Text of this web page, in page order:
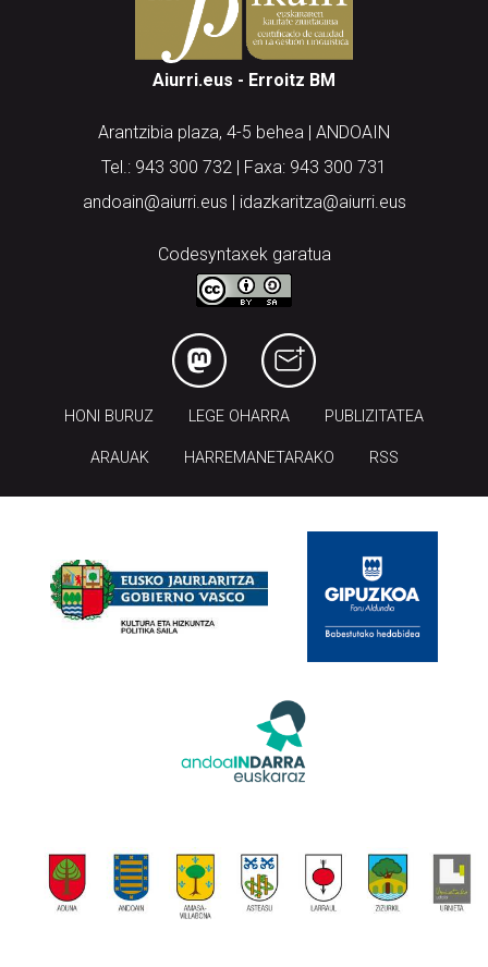
Aiurri.eus - Erroitz BM
Arantzibia plaza, 4-5 behea | ANDOAIN
Tel.: 943 300 732 | Faxa: 943 300 731
andoain@aiurri.eus | idazkaritza@aiurri.eus
Codesyntaxek garatua
HONI BURUZ LEGE OHARRA PUBLIZITATEA
ARAUAK HARREMANETARAKO RSS